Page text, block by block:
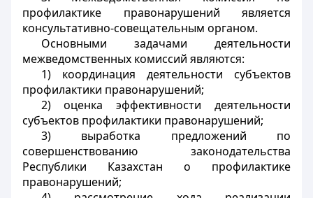
профилактике правонарушений является
консультативно-совещательным органом.
Основными задачами деятельности
межведомственных комиссий являются:
1) координация деятельности субъектов
профилактики правонарушений;
2) оценка эффективности деятельности
субъектов профилактики правонарушений;
3) выработка предложений по
совершенствованию законодательства
Республики Казахстан о профилактике
правонарушений;